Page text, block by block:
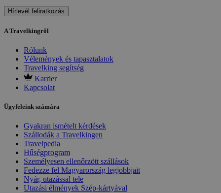
Hírlevél feliratkozás
A Travelkingről
Rólunk
Vélemények és tapasztalatok
Travelking segítség
Karrier
Kapcsolat
Ügyfeleink számára
Gyakran ismételt kérdések
Szállodák a Travelkingen
Travelpedia
Hűségprogram
Személyesen ellenőrzött szállások
Fedezze fel Magyarország legjobbjait
Nyár, utazással tele
Utazási élmények Szép-kártyával